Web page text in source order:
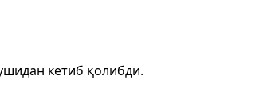
кетиб қолибди.